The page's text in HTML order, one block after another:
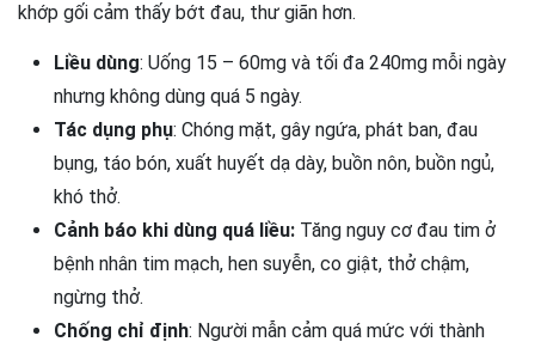
khớp gối cảm thấy bớt đau, thư giãn hơn.
Liều dùng: Uống 15 – 60mg và tối đa 240mg mỗi ngày
nhưng không dùng quá 5 ngày.
Tác dụng phụ: Chóng mặt, gây ngứa, phát ban, đau
bụng, táo bón, xuất huyết dạ dày, buồn nôn, buồn ngủ,
khó thở.
Cảnh báo khi dùng quá liều: Tăng nguy cơ đau tim ở
bệnh nhân tim mạch, hen suyễn, co giật, thở chậm,
ngừng thở.
Chống chỉ định: Người mẫn cảm quá mức với thành